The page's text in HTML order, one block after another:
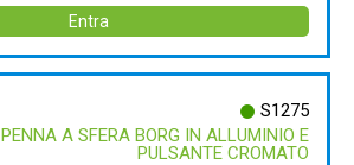
Entra
S1275
PENNA A SFERA BORG IN ALLUMINIO E
PULSANTE CROMATO